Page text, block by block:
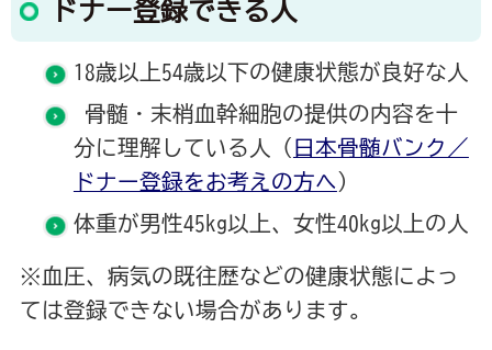
ドナー登録できる人
18歳以上54歳以下の健康状態が良好な人
骨髄・末梢血幹細胞の提供の内容を十
分に理解している人（ 日本骨髄バンク／
ドナー登録をお考えの方へ ）
体重が男性45kg以上、女性40kg以上の人
※血圧、病気の既往歴などの健康状態によっ
ては登録できない場合があります。